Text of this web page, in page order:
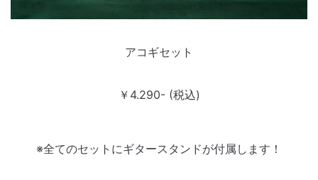
アコギセット
￥4.290- (税込)
※全てのセットにギタースタンドが付属します！